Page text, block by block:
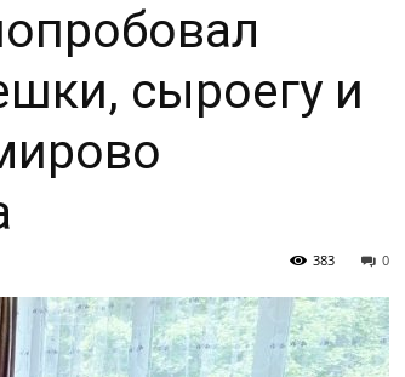
сыроегу и
0
383